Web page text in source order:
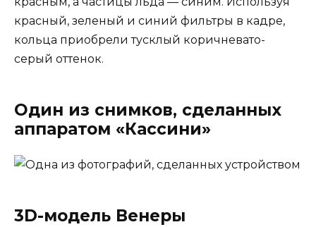
красный, зеленый и синий фильтры в кадре,
кольца приобрели тусклый коричневато-
серый оттенок.
Один из снимков, сделанных
аппаратом «Кассини»
3D-модель Венеры